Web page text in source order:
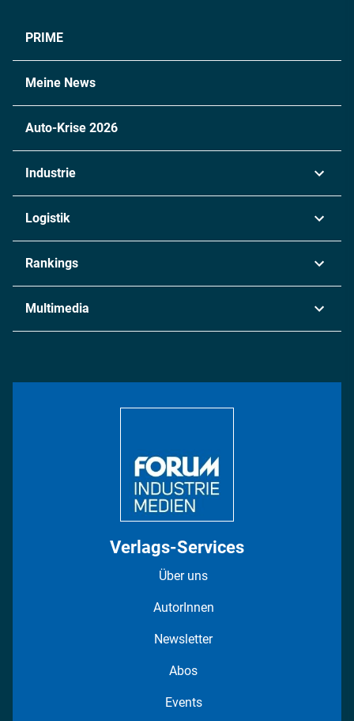
PRIME
Meine News
Auto-Krise 2026
Industrie
Chemie
Metall
Energie
Logistik
Rankings
Multimedia
Verlags-Services
Über uns
AutorInnen
Newsletter
Abos
Events